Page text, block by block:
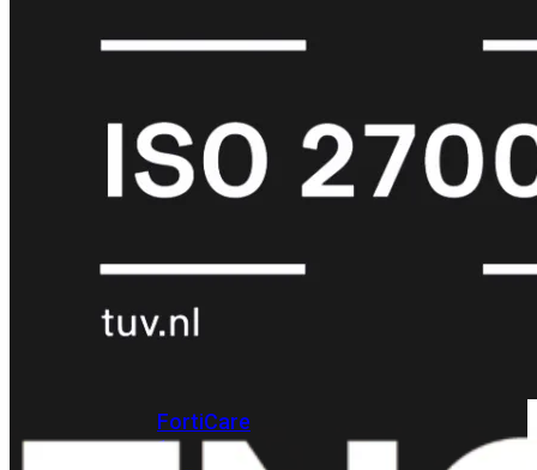
bekijken
Support
FortiCare
EssentialsFortiCare
Upgrades
FortiCare
1